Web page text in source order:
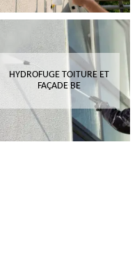
HYDROFUGE TOITURE ET
FAÇADE BE